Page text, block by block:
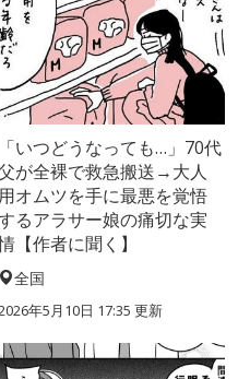
「いつどうなっても…」70代
が全裸で救急搬送→大人
用オムツを手に最悪を覚悟
るアラサー娘の痛切な実
【作者に聞く】
全国
年5月10日 17:35 更新